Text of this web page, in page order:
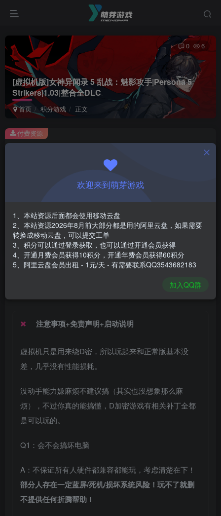
[虚拟机版]女神异闻录 5 乱战：魅影攻手|Persona 5
Strikers|1.03|整合全DLC
首页 积分游戏 正文
0 6
此内容为付费资源，请付费后查看
1积分
安装包大小
20.8 GB
游戏本体大小
付费资源
关注 私信
注意事项+免责声明+启动说明
虚拟机只是用来绕D密，所以玩起来和正常版基本没
差，几乎没有性能损耗。
没动手能力嫌麻烦不建议搞（其实也没想象那么麻
烦），不过你真的能搞懂，D加密游戏有相关补丁全都
是可以玩的。
Q1：会不会搞坏电脑
A：不保证所有人硬件都兼容都能玩，考虑清楚在下！
部分人存在一定蓝屏/死机/损坏系统风险！玩不了就删
不提供任何折腾帮助！
欢迎来到萌芽游戏
1、本站资源后面都会使用移动云盘
2、本站资源2026年8月前大部分都是用的阿里云盘，如果需要
转换成移动云盘，可以提交工单
3、积分可以通过登录获取，也可以通过开通会员获得
4、开通月费会员获得10积分，开通年费会员获得60积分
5、阿里云盘会员出租 - 1元/天 - 有需要联系QQ3543682183
加入QQ群